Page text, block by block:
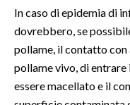
In caso di epidemia di
dovrebbero, se
pollame, il contatto
pollame vivo, di entrare
essere macellato e il